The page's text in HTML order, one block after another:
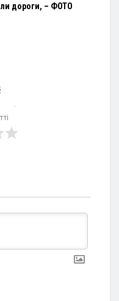
дороги, – ФОТО